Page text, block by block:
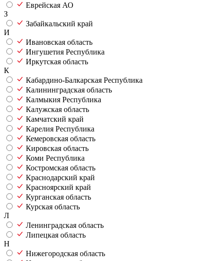
Еврейская АО
З
Забайкальский край
И
Ивановская область
Ингушетия Республика
Иркутская область
К
Кабардино-Балкарская Республика
Калининградская область
Калмыкия Республика
Калужская область
Камчатский край
Карелия Республика
Кемеровская область
Кировская область
Коми Республика
Костромская область
Краснодарский край
Красноярский край
Курганская область
Курская область
Л
Ленинградская область
Липецкая область
Н
Нижегородская область